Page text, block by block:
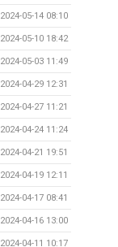
2024-05-14 08:10
2024-05-10 18:42
2024-05-03 11:49
2024-04-29 12:31
2024-04-27 11:21
2024-04-24 11:24
2024-04-21 19:51
2024-04-19 12:11
2024-04-17 08:41
2024-04-16 13:00
2024-04-11 10:17